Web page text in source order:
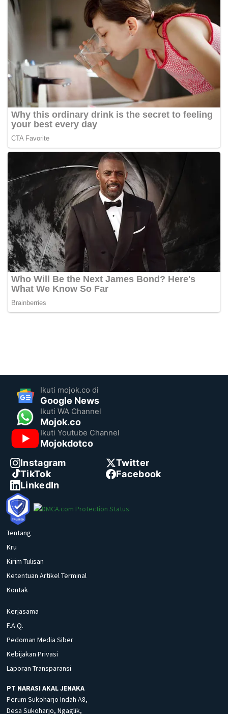
Ikuti mojok.co di
Google News
Ikuti WA Channel
Mojok.co
Ikuti Youtube Channel
Mojokdotco
Instagram
Twitter
TikTok
Facebook
LinkedIn
Tentang
Kru
Kirim Tulisan
Ketentuan Artikel Terminal
Kontak
Kerjasama
F.A.Q.
Pedoman Media Siber
Kebijakan Privasi
Laporan Transparansi
PT NARASI AKAL JENAKA
Perum Sukoharjo Indah A8,
Desa Sukoharjo, Ngaglik,